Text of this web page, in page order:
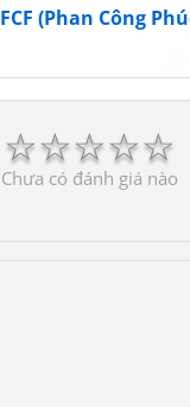
FCF (Phan Công
☆
☆
☆
☆
☆
Chưa có đánh giá nào